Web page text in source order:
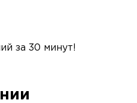
за 30 минут!